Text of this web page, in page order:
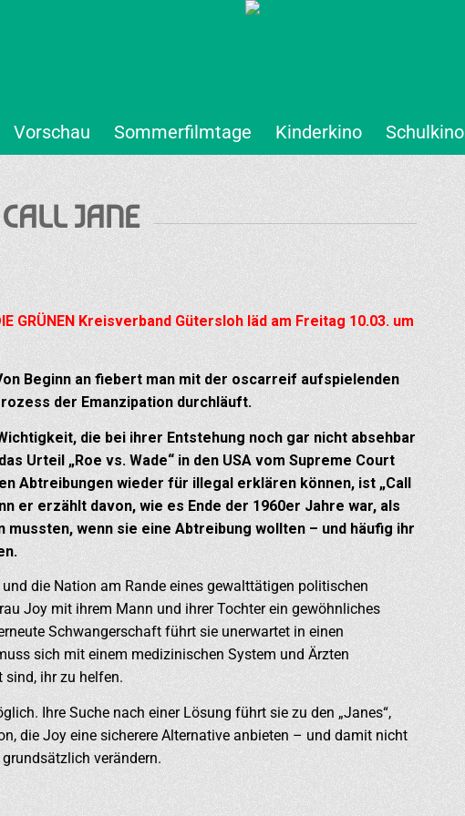
Vorschau Sommerfilmtage Kinderkino Schulkino
JANE
GRÜNEN Kreisverband Gütersloh läd am Freitag 10.03. um
Beginn an fiebert man mit der oscarreif aufspielenden
der Emanzipation durchläuft.
die bei ihrer Entstehung noch gar nicht absehbar
Urteil „Roe vs. Wade“ in den USA vom Supreme Court
Abtreibungen wieder für illegal erklären können, ist „Call
er erzählt davon, wie es Ende der 1960er Jahre war, als
mussten, wenn sie eine Abtreibung wollten – und häufig ihr
die Nation am Rande eines gewalttätigen politischen
Joy mit ihrem Mann und ihrer Tochter ein gewöhnliches
Schwangerschaft führt sie unerwartet in einen
sich mit einem medizinischen System und Ärzten
sind, ihr zu helfen.
Ihre Suche nach einer Lösung führt sie zu den „Janes“,
die Joy eine sicherere Alternative anbieten – und damit nicht
verändern.